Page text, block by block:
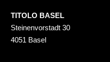
TITOLO BASEL
Steinenvorstadt 30
4051 Basel